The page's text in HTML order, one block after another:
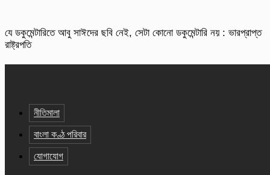
যে ডকুমেন্টারিতে আবু সাঈদের ছবি নেই, সেটা কোনো ডকুমেন্টারি নয় : ভারপ্রাপ্ত
রাষ্ট্রপতি
নীতিমালা
বাংলা কণ্ঠ পরিবার
যোগাযোগ